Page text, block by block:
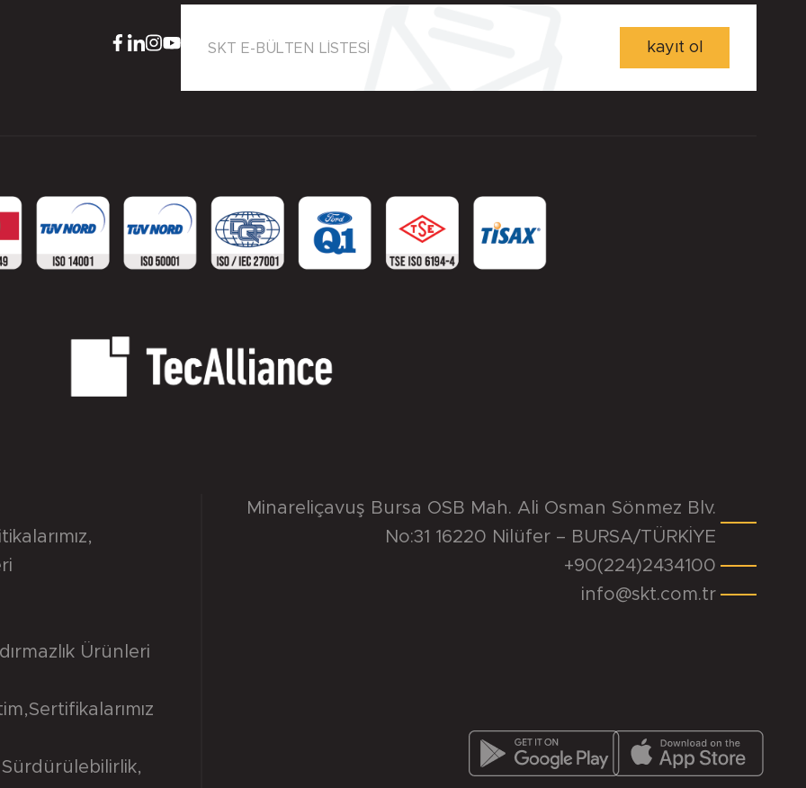
SKT E-BÜLTEN LİSTESİ kayıt ol
,
Ürünleri
,Sertifikalarımız
,
Minareliçavuş Bursa OSB Mah. Ali Osman Sönmez Blv.
No:31 16220 Nilüfer – BURSA/TÜRKİYE
+90(224)2434100
info@skt.com.tr